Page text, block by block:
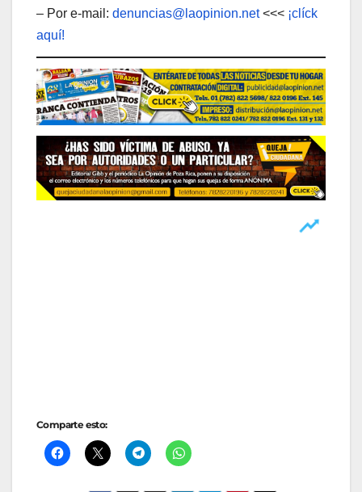
– Por e-mail: denuncias@laopinion.net<<< ¡clíck
aquí!
Comparte esto: